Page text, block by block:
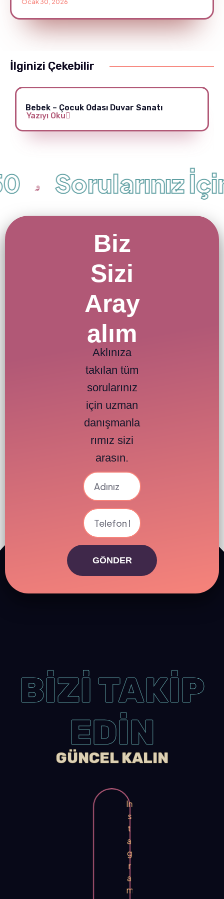
İlginizi Çekebilir
Bebek – Çocuk Odası Duvar Sanatı
Yazıyı Oku
Sorularınız İçin
Biz
Sizi
Aray
alım
Aklınıza
takılan tüm
sorularınız
için uzman
danışmanla
rımız sizi
arasın.
GÖNDER
BİZİ TAKİP
EDİN
GÜNCEL KALIN
In
s
t
a
g
r
a
m